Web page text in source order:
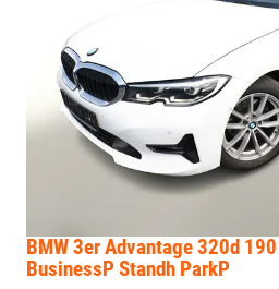
BMW 3erAdvantage 320d
BusinessP Standh ParkP